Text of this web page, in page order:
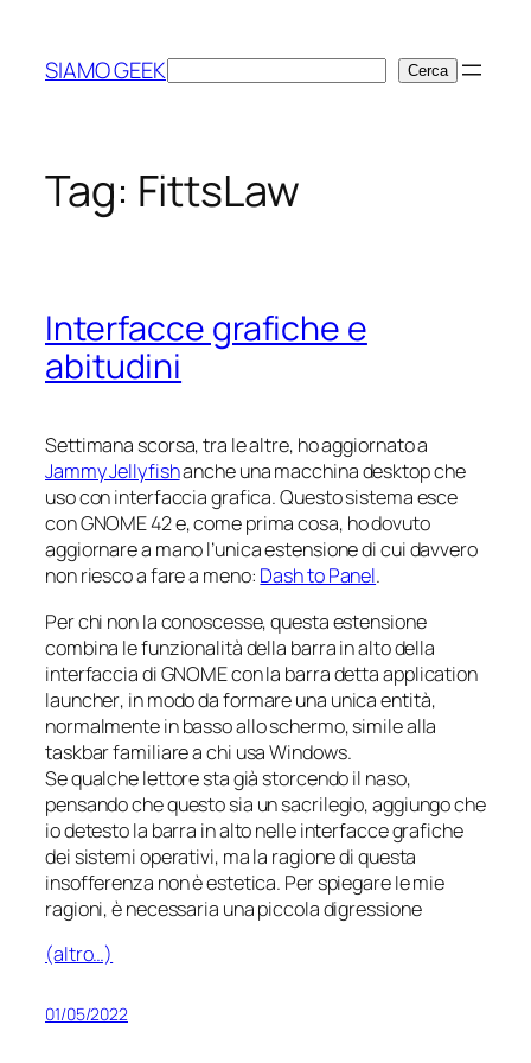
contenuto
SIAMO GEEKCerca Cerca
Tag: FittsLaw
Interfacce grafiche e
abitudini
Settimana scorsa, tra le altre, ho aggiornato a
Jammy Jellyfishanche una macchina desktop che
uso con interfaccia grafica. Questo sistema esce
con GNOME 42 e, come prima cosa, ho dovuto
aggiornare a mano l’unica estensione di cui davvero
non riesco a fare a meno: Dash to Panel.
Per chi non la conoscesse, questa estensione
combina le funzionalità della barra in alto della
interfaccia di GNOME con la barra dettaapplication
launcher, in modo da formare una unica entità,
normalmente in basso allo schermo, simile alla
taskbarfamiliare a chi usa Windows.
Se qualche lettore sta già storcendo il naso,
pensando che questo sia un sacrilegio, aggiungo che
iodetestola barra in alto nelle interfacce grafiche
dei sistemi operativi, ma la ragione di questa
insofferenza non è estetica. Per spiegare le mie
ragioni, è necessaria una piccola digressione
(altro…)
01/05/2022